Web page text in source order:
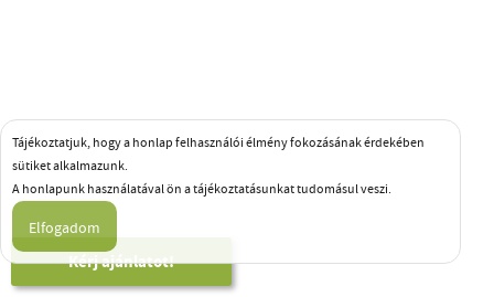
Kérj ajánlatot!
Tájékoztatjuk, hogy a honlap felhasználói élmény fokozásának érdekében
sütiket alkalmazunk.
A honlapunk használatával ön a tájékoztatásunkat tudomásul veszi.